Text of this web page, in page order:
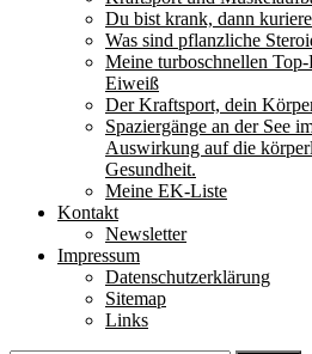
Du bist krank, dann
Was sind pflanzliche
Meine turboschnellen
Eiweiß
Der Kraftsport, dein
Spaziergänge an der See
Auswirkung auf die
Gesundheit.
Meine EK-Liste
Kontakt
Newsletter
Impressum
Datenschutzerklärung
Sitemap
Links